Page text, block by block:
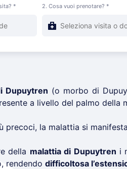
* 2. Cosa vuoi prenotare? *
Dupuytren (o morbo di
a livello del palmo della
precoci, la malattia si
della malattia di Dupuytren i
rendendo difficoltosa